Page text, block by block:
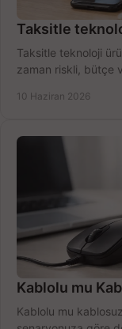
Taksitle
Taksitle teknoloji
zaman riskli, bütçe
10 Haziran 2026
Kablolu mu
Kablolu mu